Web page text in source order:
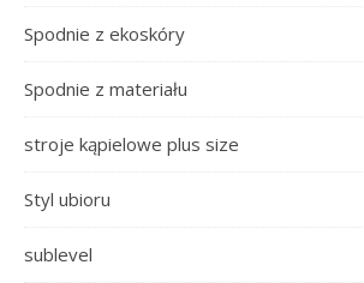
Spodnie z ekoskóry
Spodnie z materiału
stroje kąpielowe plus size
Styl ubioru
sublevel